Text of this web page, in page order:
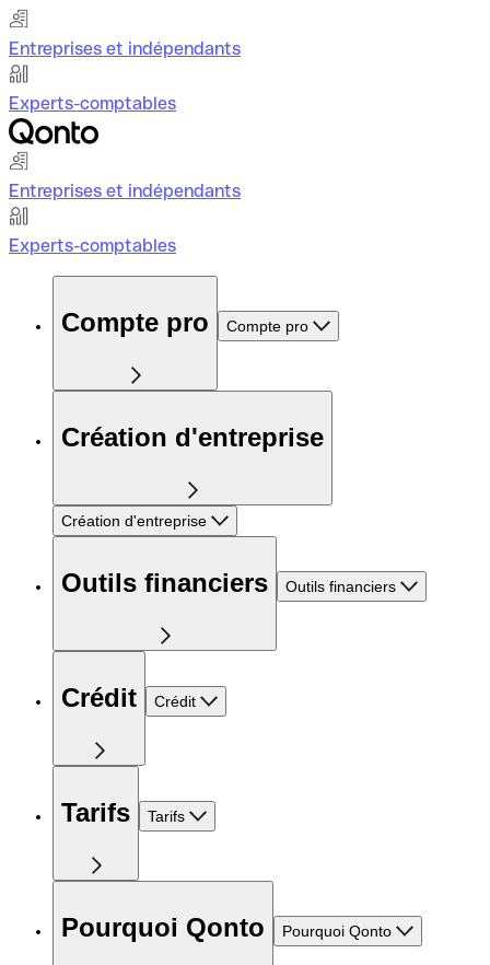
Entreprises et indépendants
Experts-comptables
Entreprises et indépendants
Experts-comptables
Compte pro Compte pro
Création d'entreprise
Création d'entreprise
Outils financiers Outils financiers
Crédit Crédit
Tarifs Tarifs
Pourquoi Qonto Pourquoi Qonto